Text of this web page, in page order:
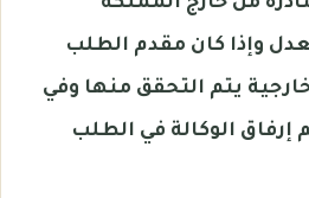
وإذا كان مقدم الطلب
يتم التحقق منها وفي
إرفاق الوكالة في الطلب